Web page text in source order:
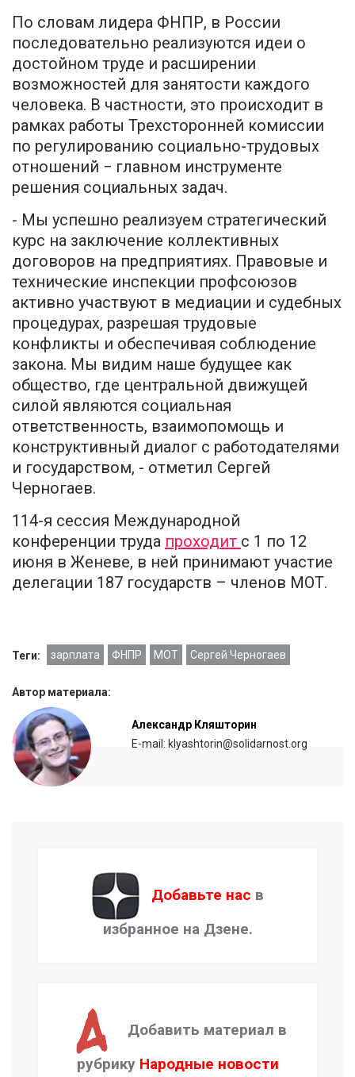
По словам лидера ФНПР, в России
последовательно реализуются идеи о
достойном труде и расширении
возможностей для занятости каждого
человека. В частности, это происходит в
рамках работы Трехсторонней комиссии
по регулированию социально-трудовых
отношений − главном инструменте
решения социальных задач.
- Мы успешно реализуем стратегический
курс на заключение коллективных
договоров на предприятиях. Правовые и
технические инспекции профсоюзов
активно участвуют в медиации и судебных
процедурах, разрешая трудовые
конфликты и обеспечивая соблюдение
закона. Мы видим наше будущее как
общество, где центральной движущей
силой являются социальная
ответственность, взаимопомощь и
конструктивный диалог с работодателями
и государством, - отметил Сергей
Черногаев.
114-я сессия Международной
конференции труда проходит с 1 по 12
июня в Женеве, в ней принимают участие
делегации 187 государств – членов МОТ.
Теги: зарплата ФНПР МОТ Сергей Черногаев
Автор материала:
Александр Кляшторин
E-mail: klyashtorin@solidarnost.org
Добавьте нас в
избранное на Дзене.
Добавить материал в
рубрику Народные новости